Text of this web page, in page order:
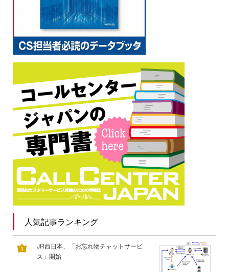
人気記事ランキング
JR西日本、「お忘れ物チャットサービ
ス」開始